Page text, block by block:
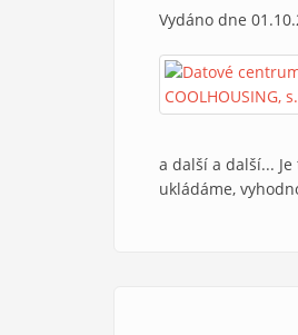
Vydáno dne
a další a další...
ukládáme,